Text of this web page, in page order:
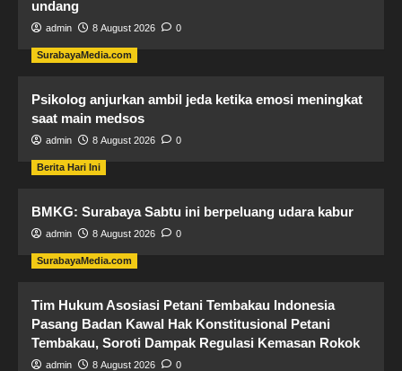
undang
admin 8 August 2026 0
SurabayaMedia.com
Psikolog anjurkan ambil jeda ketika emosi meningkat
saat main medsos
admin 8 August 2026 0
Berita Hari Ini
BMKG: Surabaya Sabtu ini berpeluang udara kabur
admin 8 August 2026 0
SurabayaMedia.com
Tim Hukum ​Asosiasi Petani Tembakau Indonesia
Pasang Badan Kawal Hak Konstitusional Petani
Tembakau, Soroti Dampak Regulasi Kemasan Rokok
admin 8 August 2026 0